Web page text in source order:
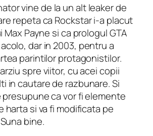
vine de la un alt leaker de
repeta ca Rockstar i-a placut
Max Payne si ca prologul GTA
dar in 2003, pentru a
parintilor protagonistilor.
spre viitor, cu acei copii
in cautare de razbunare. Si
presupune ca vor fi elemente
harta si va fi modificata pe
bine.